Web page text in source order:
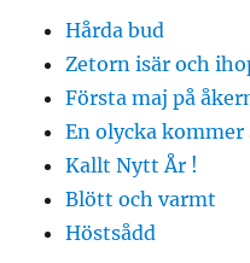
Hårda bud
Zetorn isär och
Första maj på
En olycka kommer
Kallt Nytt År !
Blött och varmt
Höstsådd